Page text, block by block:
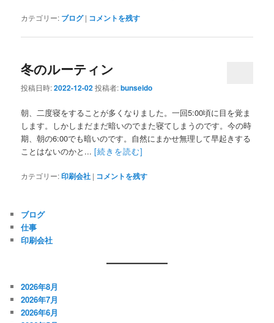
カテゴリー: ブログ | コメントを残す
冬のルーティン
投稿日時:2022-12-02投稿者:bunseido
朝、二度寝をすることが多くなりました。一回5:00頃に目を覚ま
します。しかしまだまだ暗いのでまた寝てしまうのです。今の時
期、朝の6:00でも暗いのです。自然にまかせ無理して早起きする
ことはないのかと...[続きを読む]
カテゴリー:印刷会社 | コメントを残す
ブログ
仕事
印刷会社
2026年8月
2026年7月
2026年6月